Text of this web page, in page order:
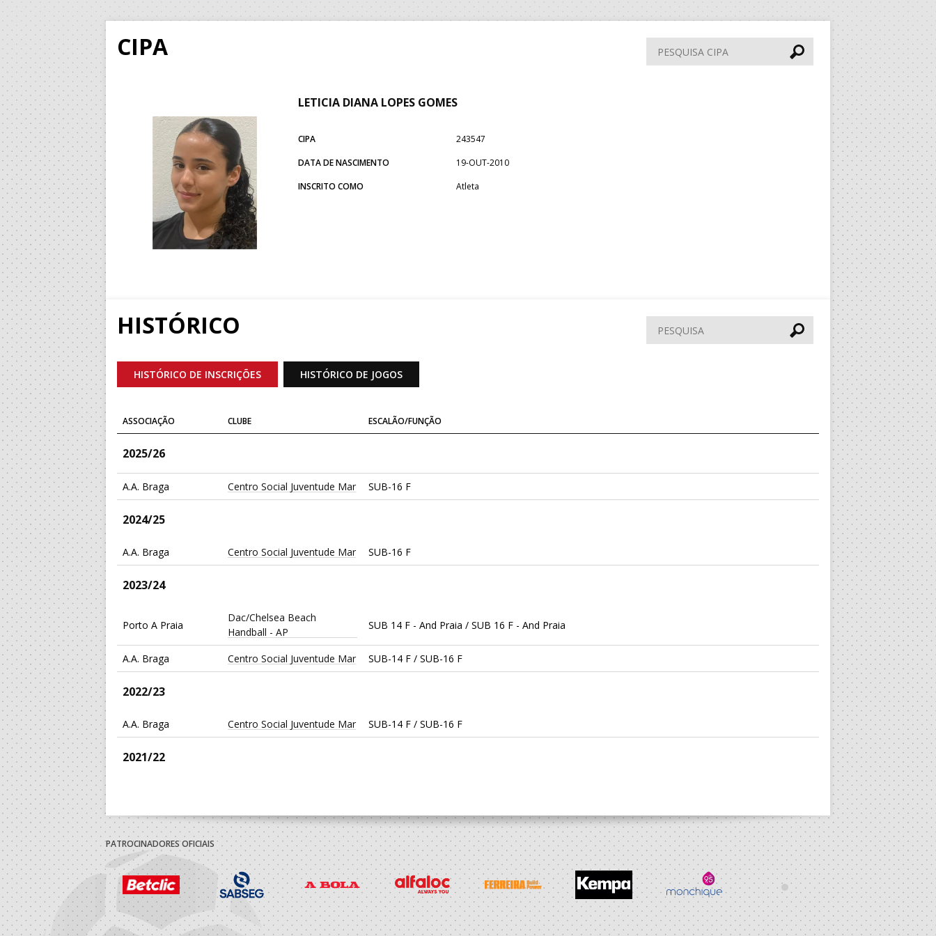
CIPA
Pesquisa
CIPA
LETICIA DIANA LOPES GOMES
CIPA
243547
DATA DE NASCIMENTO
19-OUT-2010
INSCRITO COMO
Atleta
HISTÓRICO Pesquisar
HISTÓRICO DE INSCRIÇÕES HISTÓRICO DE JOGOS
ASSOCIAÇÃO CLUBE ESCALÃO/FUNÇÃO
2025/26
A.A. Braga Centro Social Juventude Mar SUB-16 F
2024/25
A.A. Braga Centro Social Juventude Mar SUB-16 F
2023/24
Porto A Praia
Dac/Chelsea Beach
Handball - AP
SUB 14 F - And Praia / SUB 16 F - And Praia
A.A. Braga Centro Social Juventude Mar SUB-14 F / SUB-16 F
2022/23
A.A. Braga Centro Social Juventude Mar SUB-14 F / SUB-16 F
2021/22
PATROCINADORES OFICIAIS